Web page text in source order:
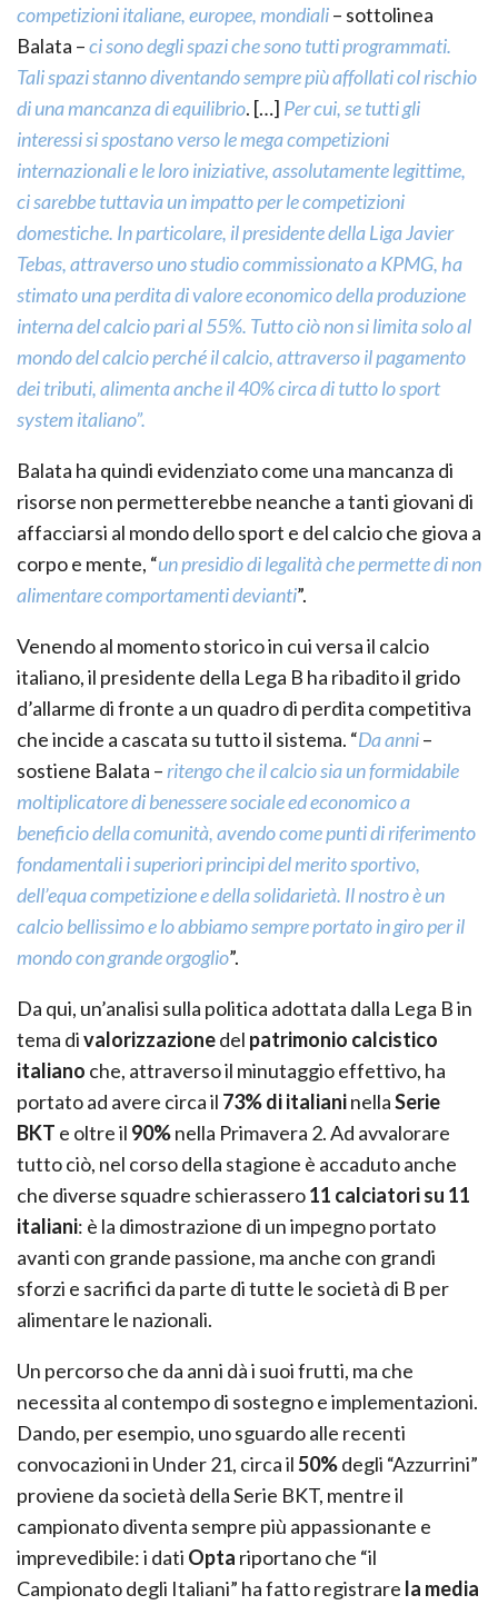
competizioni italiane, europee, mondiali– sottolinea
Balata –ci sono degli spazi che sono tutti programmati.
Tali spazi stanno diventando sempre più affollati col rischio
di una mancanza di equilibrio. […] Per cui, se tutti gli
interessi si spostano verso le mega competizioni
internazionali e le loro iniziative, assolutamente legittime,
ci sarebbe tuttavia un impatto per le competizioni
domestiche. In particolare, il presidente della Liga Javier
Tebas, attraverso uno studio commissionato a KPMG, ha
stimato una perdita di valore economico della produzione
interna del calcio pari al 55%. Tutto ciò non si limita solo al
mondo del calcio perché il calcio, attraverso il pagamento
dei tributi, alimenta anche il 40% circa di tutto lo sport
system italiano”.
Balata ha quindi evidenziato come una mancanza di
risorse non permetterebbe neanche a tanti giovani di
affacciarsi al mondo dello sport e del calcio che giova a
corpo e mente, “un presidio di legalità che permette di non
alimentare comportamenti devianti”.
Venendo al momento storico in cui versa il calcio
italiano, il presidente della Lega B ha ribadito il grido
d’allarme di fronte a un quadro di perdita competitiva
che incide a cascata su tutto il sistema. “Da anni–
sostiene Balata – ritengo che il calcio sia un formidabile
moltiplicatore di benessere sociale ed economico a
beneficio della comunità, avendo come punti di riferimento
fondamentali i superiori principi del merito sportivo,
dell’equa competizione e della solidarietà. Il nostro è un
calcio bellissimo e lo abbiamo sempre portato in giro per il
mondo con grande orgoglio”.
Da qui, un’analisi sulla politica adottata dalla Lega B in
tema divalorizzazionedel patrimonio calcistico
italiano che, attraverso il minutaggio effettivo, ha
portato ad avere circa il 73% di italianinellaSerie
BKT e oltre il 90%nella Primavera 2. Ad avvalorare
tutto ciò, nel corso della stagione è accaduto anche
che diverse squadre schierassero11 calciatori su 11
italiani: è la dimostrazione di un impegno portato
avanti con grande passione, ma anche con grandi
sforzi e sacrifici da parte di tutte le società di B per
alimentare le nazionali.
Un percorso che da anni dà i suoi frutti, ma che
necessita al contempo di sostegno e implementazioni.
Dando, per esempio, uno sguardo alle recenti
convocazioni in Under 21, circa il50%degli “Azzurrini”
proviene da società della Serie BKT, mentre il
campionato diventa sempre più appassionante e
imprevedibile: i dati Opta riportano che “il
Campionato degli Italiani” ha fatto registrare la media